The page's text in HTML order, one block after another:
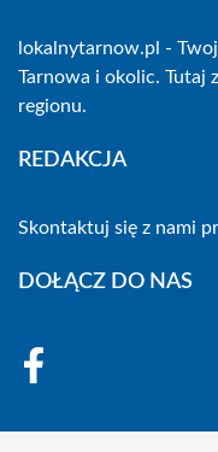
lokalnytarnow.pl -
Tarnowa i okolic. Tutaj
regionu.
REDAKCJA
Skontaktuj się z nami
DOŁĄCZ DO NAS